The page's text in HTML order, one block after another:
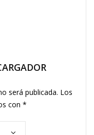
será publicada. Los
con *